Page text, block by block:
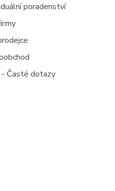
poradenství
- Časté dotazy